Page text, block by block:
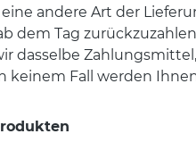
andere Art der
dem Tag
dasselbe
keinem Fall werden